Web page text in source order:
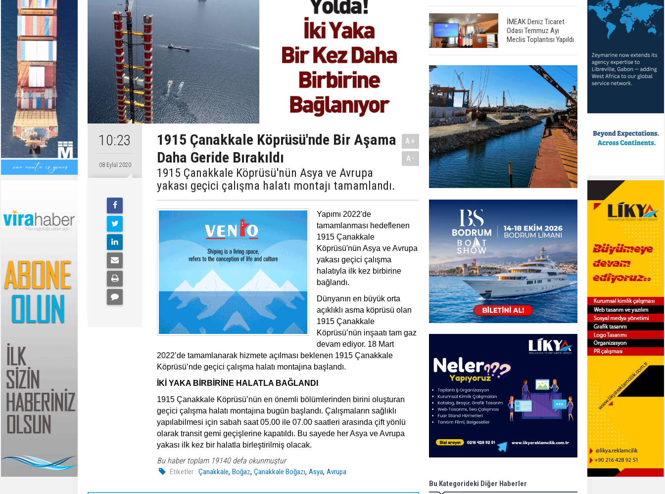
10:23
08 Eylül 2020
1915 Çanakkale Köprüsü'nde Bir Aşama
Daha Geride Bırakıldı
1915 Çanakkale Köprüsü'nün Asya ve Avrupa
yakası geçici çalışma halatı montajı tamamlandı.
A+
A-
Yapımı 2022'de
tamamlanması hedeflenen
1915 Çanakkale
Köprüsü'nün Asya ve Avrupa
yakası geçici çalışma
halatıyla ilk kez birbirine
bağlandı.
Dünyanın en büyük orta
açıklıklı asma köprüsü olan
1915 Çanakkale
Köprüsü’nün inşaatı tam gaz
devam ediyor. 18 Mart
2022’de tamamlanarak hizmete açılması beklenen 1915 Çanakkale
Köprüsü’nde geçici çalışma halatı montajına başlandı.
İKİ YAKA BİRBİRİNE HALATLA BAĞLANDI
1915 Çanakkale Köprüsü’nün en önemli bölümlerinden birini oluşturan
geçici çalışma halatı montajına bugün başlandı. Çalışmaların sağlıklı
yapılabilmesi için sabah saat 05.00 ile 07.00 saatleri arasında çift yönlü
olarak transit gemi geçişlerine kapatıldı. Bu sayede her Asya ve Avrupa
yakası ilk kez bir halatla birleştirilmiş olacak.
Bu haber toplam 19140 defa okunmuştur
Etiketler : Çanakkale,Boğaz,Çanakkale Boğazı,Asya,Avrupa
İMEAK Deniz Ticaret
Odası Temmuz Ayı
Meclis Toplantısı Yapıldı
Bu Kategorideki Diğer Haberler